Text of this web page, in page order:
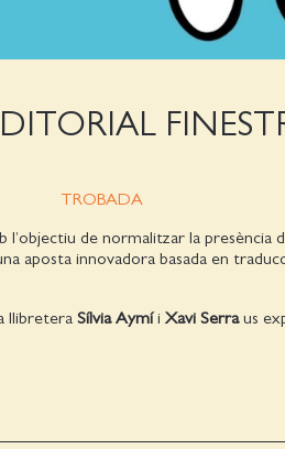
TROBADA
l’objectiu de normalitzar la presència
aposta innovadora basada en
llibretera Sílvia Aymíi Xavi Serraus